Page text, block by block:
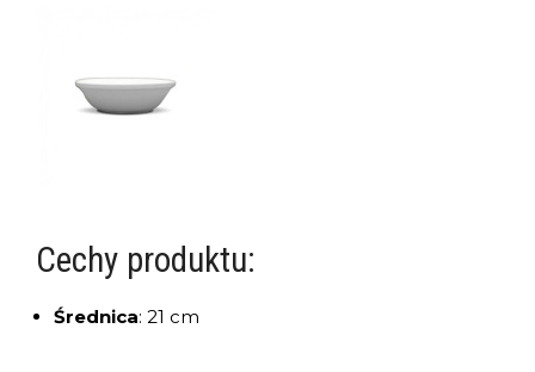
Cechy produktu:
Średnica: 21 cm